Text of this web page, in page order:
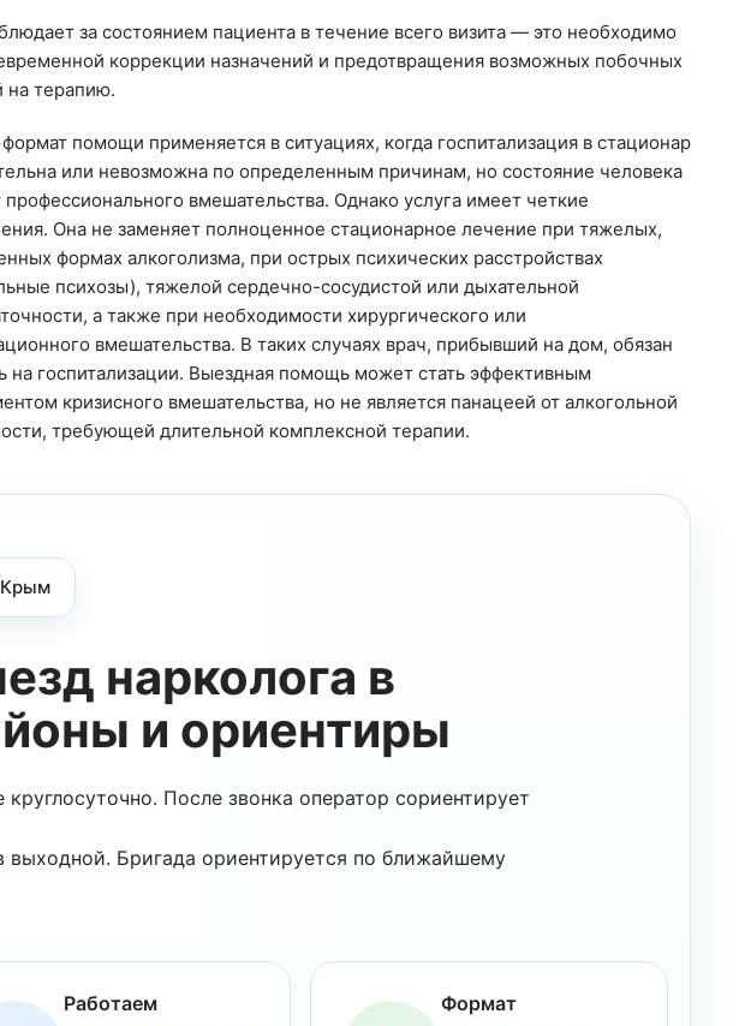
вывод из запоя получите
1000 руб.
за состоянием пациента в течение всего визита — это необходимо
коррекции назначений и предотвращения возможных побочных
на терапию.
помощи применяется в ситуациях, когда госпитализация в стационар
или невозможна по определенным причинам, но состояние человека
профессионального вмешательства. Однако услуга имеет четкие
Она не заменяет полноценное стационарное лечение при тяжелых,
формах алкоголизма, при острых психических расстройствах
психозы), тяжелой сердечно-сосудистой или дыхательной
а также при необходимости хирургического или
вмешательства. В таких случаях врач, прибывший на дом, обязан
на госпитализации. Выездная помощь может стать эффективным
кризисного вмешательства, но не является панацеей от алкогольной
требующей длительной комплексной терапии.
Крым
нарколога в
и ориентиры
После звонка оператор сориентирует
Бригада ориентируется по ближайшему
Работаем Формат
ЗАЯВКИ!